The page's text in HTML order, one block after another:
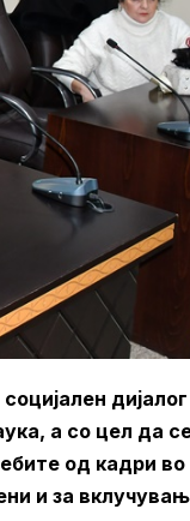
а со цел да
од кадри во
и за